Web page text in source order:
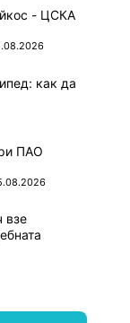
- ЦСКА
как да
ПАО
взе